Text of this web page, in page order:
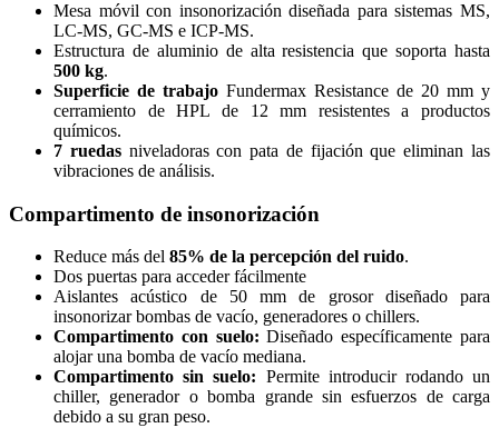
Mesa móvil con insonorización diseñada para sistemas MS,
LC-MS, GC-MS e ICP-MS.
Estructura de aluminio de alta resistencia que soporta hasta
500 kg.
Superficie de trabajo Fundermax Resistance de 20 mm y
cerramiento de HPL de 12 mm resistentes a productos
químicos.
7 ruedasniveladoras con pata de fijación que eliminan las
vibraciones de análisis.
Compartimento de insonorización
Reduce más del 85% de la percepción del ruido.
Dos puertas para acceder fácilmente
Aislantes acústico de 50 mm de grosor diseñado para
insonorizar bombas de vacío, generadores o chillers.
Compartimento con suelo: Diseñado específicamente para
alojar una bomba de vacío mediana.
Compartimento sin suelo: Permite introducir rodando un
chiller, generador o bomba grande sin esfuerzos de carga
debido a su gran peso.